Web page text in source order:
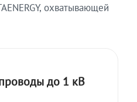
охватывающей
до 1 кВ